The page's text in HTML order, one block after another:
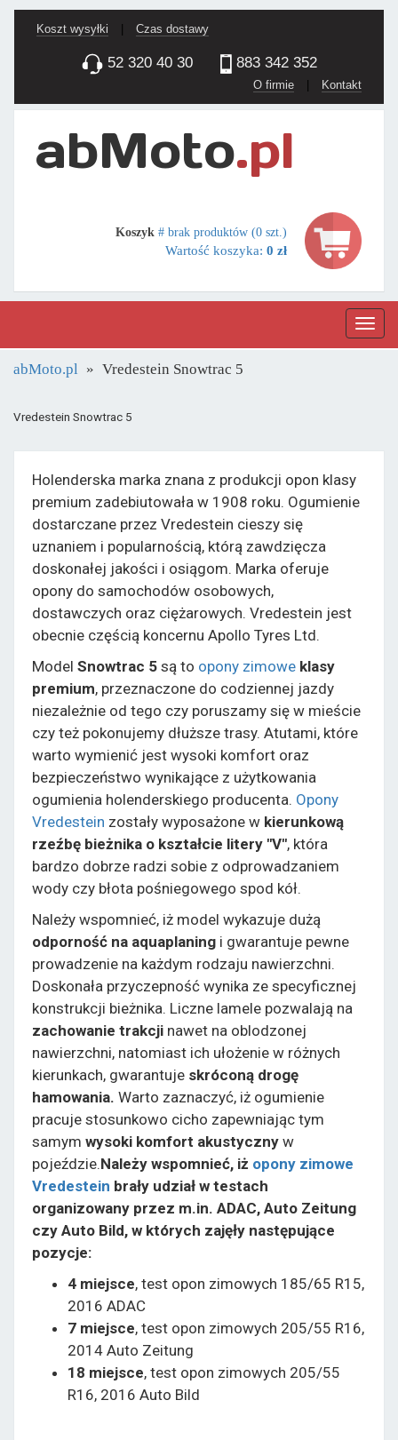
Koszt wysyłki Czas dostawy
52 320 40 30 883 342 352
O firmie | Kontakt
Koszyk # brak produktów (0 szt.)
Wartość koszyka: 0 zł
abMoto.pl Vredestein Snowtrac 5
Vredestein Snowtrac 5
Holenderska marka znana z produkcji opon klasy
premium zadebiutowała w 1908 roku. Ogumienie
dostarczane przez Vredestein cieszy się
uznaniem i popularnością, którą zawdzięcza
doskonałej jakości i osiągom. Marka oferuje
opony do samochodów osobowych,
dostawczych oraz ciężarowych. Vredestein jest
obecnie częścią koncernu Apollo Tyres Ltd.
Model Snowtrac 5 są to opony zimowe klasy
premium, przeznaczone do codziennej jazdy
niezależnie od tego czy poruszamy się w mieście
czy też pokonujemy dłuższe trasy. Atutami, które
warto wymienić jest wysoki komfort oraz
bezpieczeństwo wynikające z użytkowania
ogumienia holenderskiego producenta. Opony
Vredestein zostały wyposażone w kierunkową
rzeźbę bieżnika o kształcie litery "V", która
bardzo dobrze radzi sobie z odprowadzaniem
wody czy błota pośniegowego spod kół.
Należy wspomnieć, iż model wykazuje dużą
odporność na aquaplaning i gwarantuje pewne
prowadzenie na każdym rodzaju nawierzchni.
Doskonała przyczepność wynika ze specyficznej
konstrukcji bieżnika. Liczne lamele pozwalają na
zachowanie trakcji nawet na oblodzonej
nawierzchni, natomiast ich ułożenie w różnych
kierunkach, gwarantuje skróconą drogę
hamowania. Warto zaznaczyć, iż ogumienie
pracuje stosunkowo cicho zapewniając tym
samym wysoki komfort akustyczny w
pojeździe.Należy wspomnieć, iż opony zimowe
Vredestein brały udział w testach
organizowany przez m.in. ADAC, Auto Zeitung
czy Auto Bild, w których zajęły następujące
pozycje:
4 miejsce, test opon zimowych 185/65 R15,
2016 ADAC
7 miejsce, test opon zimowych 205/55 R16,
2014 Auto Zeitung
18 miejsce, test opon zimowych 205/55
R16, 2016 Auto Bild